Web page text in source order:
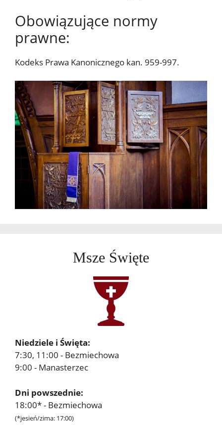
Obowiązujące normy
prawne:
Kodeks Prawa Kanonicznego kan. 959-997.
Msze Święte
Niedziele i Święta:
7:30, 11:00 - Bezmiechowa
9:00 - Manasterzec
Dni powszednie:
18:00* - Bezmiechowa
(*jesień/zima: 17:00)